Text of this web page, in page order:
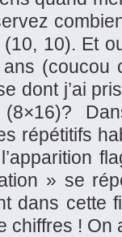
10). Et
ans
dont j’ai
répétitifs
» se
dans cette
chiffres !